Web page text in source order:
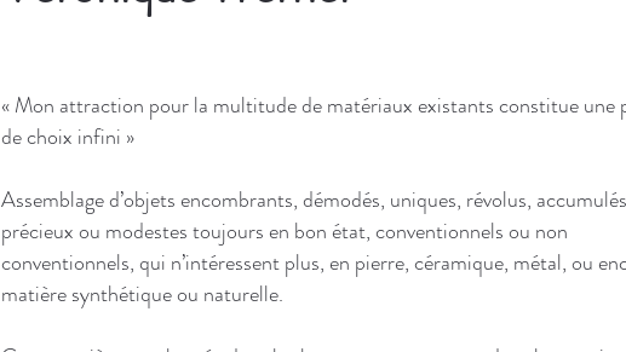
« Mon attraction pour la multitude de matériaux existants constitue une
de choix infini »
Assemblage d’objets encombrants, démodés, uniques, révolus,
précieux ou modestes toujours en bonétat, conventionnels ou non
conventionnels, qui n’intéressent plus, en pierre, céramique, métal, ou
matière synthétique ou naturelle.